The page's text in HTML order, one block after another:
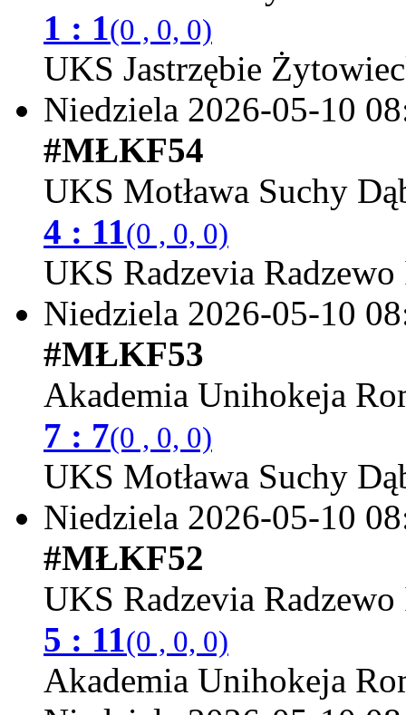
1 : 1(0 , 0, 0)
UKS Jastrzębie
Niedziela 2026-05-10
#MŁKF54
UKS Motława Suchy
4 : 11(0 , 0, 0)
UKS Radzevia Radzewo
Niedziela 2026-05-10
#MŁKF53
Akademia Unihokeja
7 : 7(0 , 0, 0)
UKS Motława Suchy
Niedziela 2026-05-10
#MŁKF52
UKS Radzevia Radzewo
5 : 11(0 , 0, 0)
Akademia Unihokeja